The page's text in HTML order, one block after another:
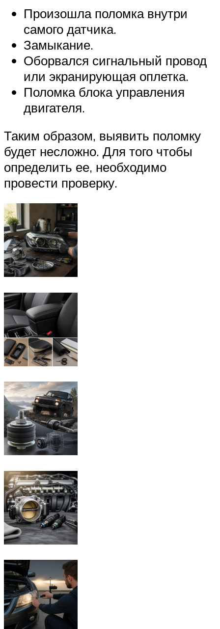
Произошла поломка внутри
самого датчика.
Замыкание.
Оборвался сигнальный провод
или экранирующая оплетка.
Поломка блока управления
двигателя.
Таким образом, выявить поломку
будет несложно. Для того чтобы
определить ее, необходимо
провести проверку.